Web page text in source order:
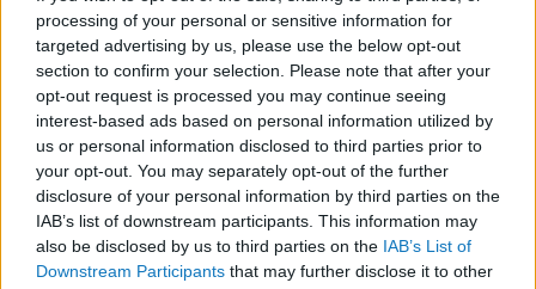
processing of your personal or sensitive information for
targeted advertising by us, please use the below opt-out
section to confirm your selection. Please note that after your
opt-out request is processed you may continue seeing
interest-based ads based on personal information utilized by
us or personal information disclosed to third parties prior to
your opt-out. You may separately opt-out of the further
disclosure of your personal information by third parties on the
IAB’s list of downstream participants. This information may
also be disclosed by us to third parties on the IAB’s List of
Downstream Participants that may further disclose it to other
Sok könyv keresi az élet értelmét, de miért pont
ez lett világsiker? Miért pont ezt kéne
megvenni és elolvasni?
Talán azért, mert a regény befejezése után az
olvasó csak ül és gondolkodik, próbálja
befogadni ezt az érzést, ami mindenkinek egy
kicsit más. A könyv elolvasása utáni érzéseket,